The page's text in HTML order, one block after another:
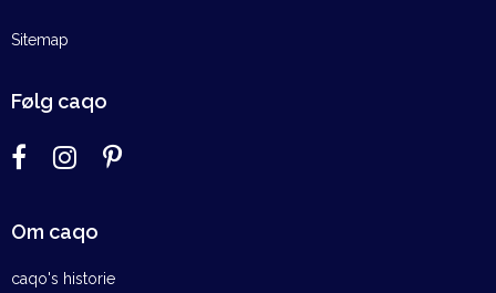
Sitemap
Følg caqo
Om caqo
caqo's historie